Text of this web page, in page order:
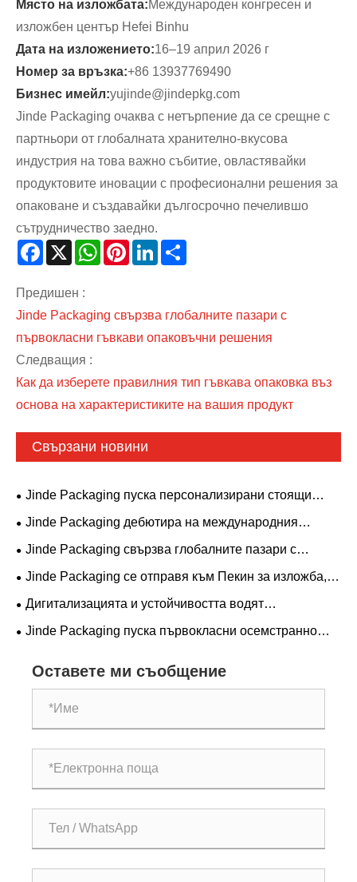
Място на изложбата:Международен конгресен и
изложбен център Hefei Binhu
Дата на изложението:16–19 април 2026 г
Номер за връзка:+86 13937769490
Бизнес имейл:yujinde@jindepkg.com
Jinde Packaging очаква с нетърпение да се срещне с
партньори от глобалната хранително-вкусова
индустрия на това важно събитие, овластявайки
продуктовите иновации с професионални решения за
опаковане и създавайки дългосрочно печелившо
сътрудничество заедно.
Facebook
X WhatsAppPinterestLinkedIn
Предишен :
Jinde Packaging свързва глобалните пазари с
първокласни гъвкави опаковъчни решения
Следващия :
Как да изберете правилния тип гъвкава опаковка въз
основа на характеристиките на вашия продукт
Свързани новини
Jinde Packaging пуска персонализирани стоящи
торбички с цип от бетелов орех, за да поддържа
надстройки на опаковките на хранителни марки
Jinde Packaging дебютира на международния
панаир за печат и опаковане в Хонконг през 2026 г.,
водеща в тенденцията за зелени експортни опаковки
с решения за торбички с плоско дъно
Jinde Packaging свързва глобалните пазари с
първокласни гъвкави опаковъчни решения
Jinde Packaging се отправя към Пекин за изложба,
задълбочавайки фокуса си върху сектора за
опаковане на храни за домашни любимци
Дигитализацията и устойчивостта водят
надграждането на гъвкавите опаковки; Jinde
Packaging става предпочитан глобален партньор
Jinde Packaging пуска първокласни осемстранно
кучета
Оставете ми съобщение